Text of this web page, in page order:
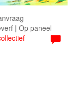
| Op paneel